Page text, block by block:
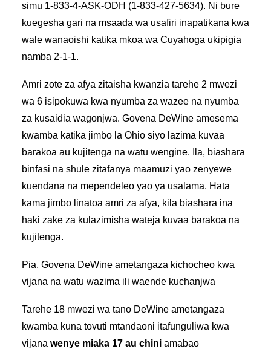
simu 1-833-4-ASK-ODH (1-833-427-5634). Ni bure
kuegesha gari na msaada wa usafiri inapatikana kwa
wale wanaoishi katika mkoa wa Cuyahoga ukipigia
namba 2-1-1.
Amri zote za afya zitaisha kwanzia tarehe 2 mwezi
wa 6 isipokuwa kwa nyumba za wazee na nyumba
za kusaidia wagonjwa. Govena DeWine amesema
kwamba katika jimbo la Ohio siyo lazima kuvaa
barakoa au kujitenga na watu wengine. Ila, biashara
binfasi na shule zitafanya maamuzi yao zenyewe
kuendana na mependeleo yao ya usalama. Hata
kama jimbo linatoa amri za afya, kila biashara ina
haki zake za kulazimisha wateja kuvaa barakoa na
kujitenga.
Pia, Govena DeWine ametangaza kichocheo kwa
vijana na watu wazima ili waende kuchanjwa
Tarehe 18 mwezi wa tano DeWine ametangaza
kwamba kuna tovuti mtandaoni itafunguliwa kwa
vijana wenye miaka 17 au chini amabao